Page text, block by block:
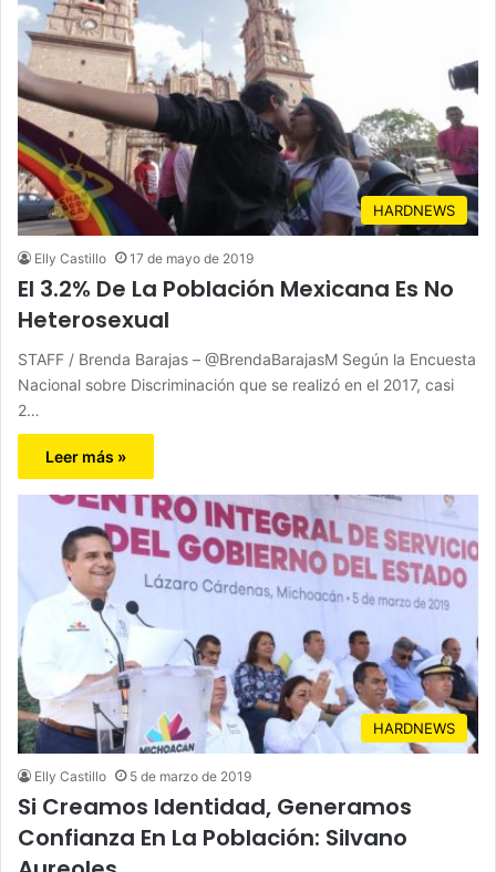
HARDNEWS
Elly Castillo 17 de mayo de 2019
El 3.2% De La Población Mexicana Es No
Heterosexual
STAFF / Brenda Barajas – @BrendaBarajasM Según la Encuesta
Nacional sobre Discriminación que se realizó en el 2017, casi
2…
Leer más »
HARDNEWS
Elly Castillo 5 de marzo de 2019
Si Creamos Identidad, Generamos
Confianza En La Población: Silvano